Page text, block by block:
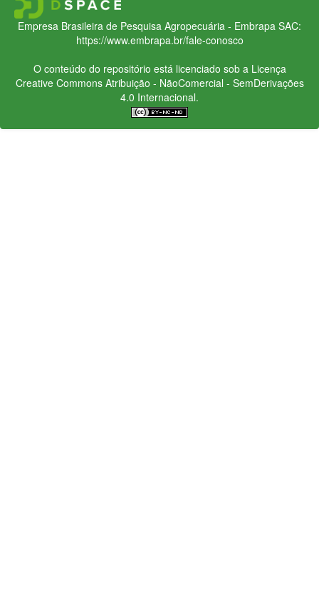
Empresa Brasileira de Pesquisa Agropecuária - Embrapa SAC:
https://www.embrapa.br/fale-conosco
O conteúdo do repositório está licenciado sob a Licença
Creative CommonsAtribuição - NãoComercial - SemDerivações
4.0 Internacional.